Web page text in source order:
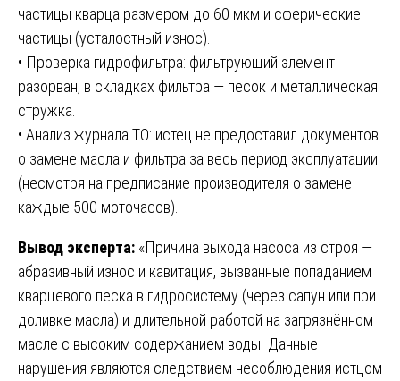
частицы кварца размером до 60 мкм и сферические
частицы (усталостный износ).
• Проверка гидрофильтра: фильтрующий элемент
разорван, в складках фильтра — песок и металлическая
стружка.
• Анализ журнала ТО: истец не предоставил документов
о замене масла и фильтра за весь период эксплуатации
(несмотря на предписание производителя о замене
каждые 500 моточасов).
Вывод эксперта: «Причина выхода насоса из строя —
абразивный износ и кавитация, вызванные попаданием
кварцевого песка в гидросистему (через сапун или при
доливке масла) и длительной работой на загрязнённом
масле с высоким содержанием воды. Данные
нарушения являются следствием несоблюдения истцом